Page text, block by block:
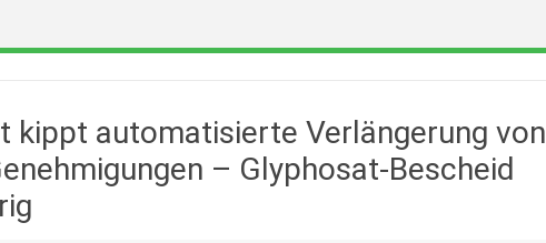
kippt automatisierte Verlängerung von
– Glyphosat-Bescheid